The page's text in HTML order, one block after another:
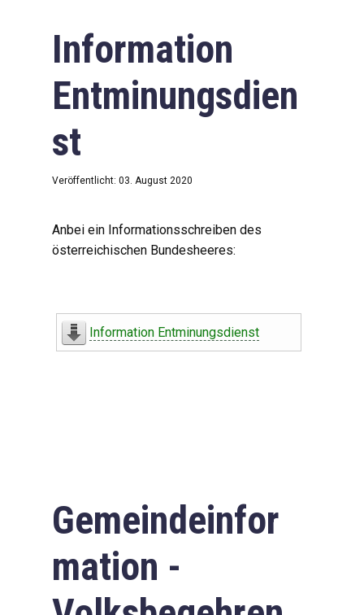
Information
Entminungsdien
st
Veröffentlicht: 03. August 2020
Anbei ein Informationsschreiben des
österreichischen Bundesheeres:
Information Entminungsdienst
Gemeindeinfor
mation -